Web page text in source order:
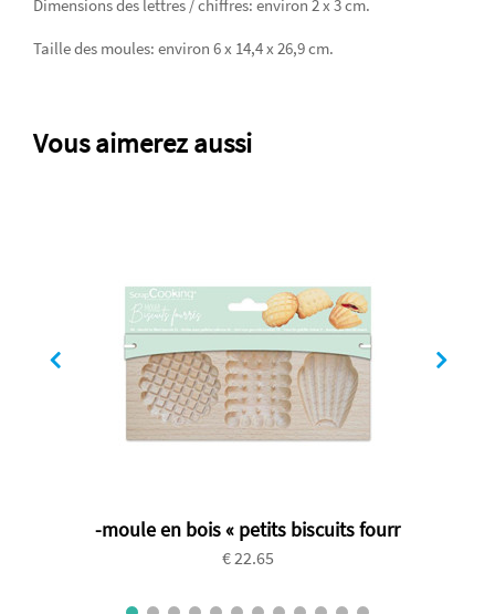
Dimensions des lettres / chiffres: environ 2 x 3 cm.
Taille des moules: environ 6 x 14,4 x 26,9 cm.
Vous aimerez aussi
-moule en bois « petits biscuits fourr
€ 22.65